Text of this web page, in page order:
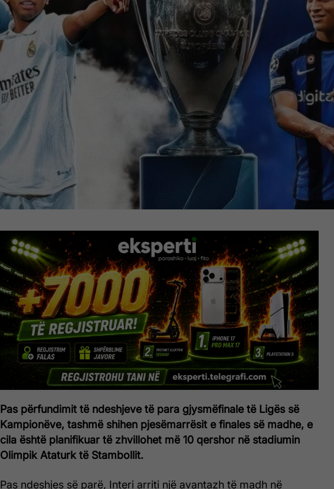
Pas përfundimit të ndeshjeve të para gjysmëfinale të Ligës së
Kampionëve, tashmë shihen pjesëmarrësit e finales së madhe, e
cila është planifikuar të zhvillohet më 10 qershor në stadiumin
Olimpik Ataturk të Stambollit.
Pas ndeshjes së parë, Interi arriti një avantazh të madh në